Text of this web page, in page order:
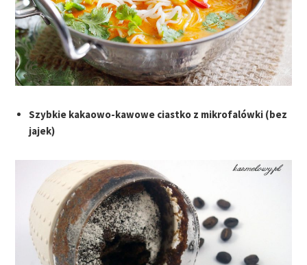
Szybkie kakaowo-kawowe ciastko z mikrofalówki (bez
jajek)